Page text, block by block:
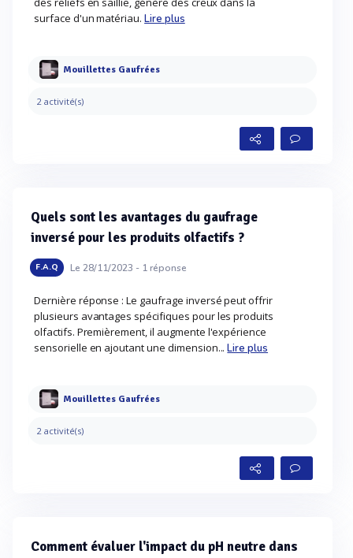
surface d'un matériau.Lire plus
Mouillettes Gaufrées
2 activité(s)
Quels sont les avantages du gaufrage
inversé pour les produits olfactifs ?
F.A.Q Le 28/11/2023 - 1réponse
Dernière réponse : Le gaufrage inversé peut offrir
plusieurs avantages spécifiques pour les produits
olfactifs. Premièrement, il augmente l'expérience
sensorielle en ajoutant une dimension...Lire plus
Mouillettes Gaufrées
2 activité(s)
Comment évaluer l'impact du pH neutre dans